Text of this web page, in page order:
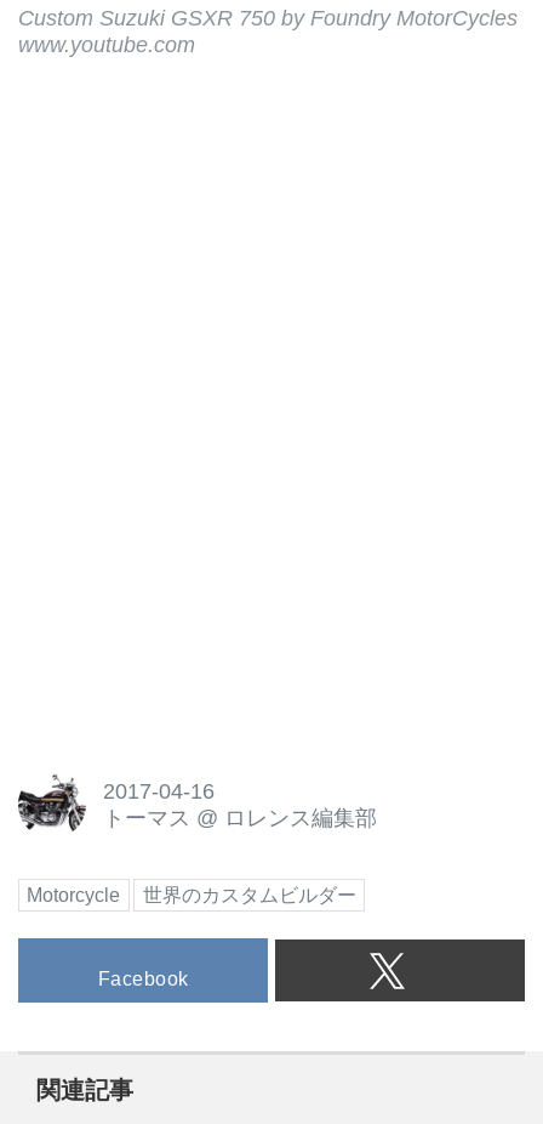
Custom Suzuki GSXR 750 by Foundry MotorCycles
www.youtube.com
2017-04-16
トーマス @ ロレンス編集部
Motorcycle 世界のカスタムビルダー
Facebook
関連記事